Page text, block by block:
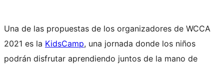
Una de las propuestas de los organizadores de WCCA
2021 es la KidsCamp, una jornada donde los niños
podrán disfrutar aprendiendo juntos de la mano de